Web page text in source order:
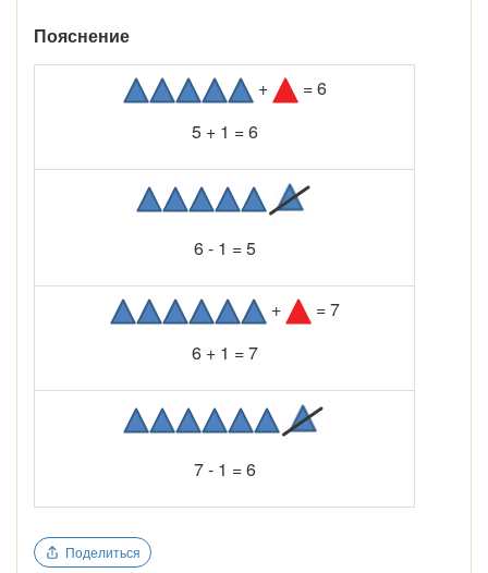
Пояснение
+
= 6
5 + 1 = 6
6 - 1 = 5
+
= 7
6 + 1 = 7
7 - 1 = 6
Поделиться